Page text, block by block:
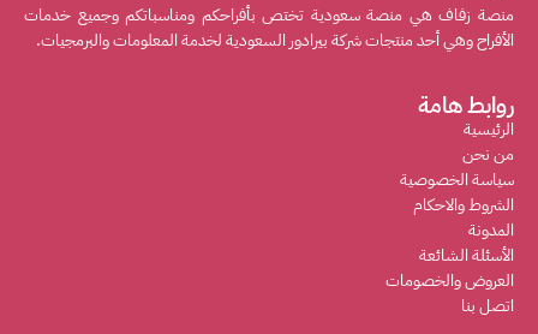
منصة زفاف هي منصة سعودية تختص بأفراحكم ومناسباتكم وجميع خدمات
الأفراح وهي أحد منتجات شركة بيرادور السعودية لخدمة المعلومات والبرمجيات.
روابط هامة
الرئيسية
من نحن
سياسة الخصوصية
الشروط والاحكام
المدونة
الأسئلة الشائعة
العروض والخصومات
اتصل بنا